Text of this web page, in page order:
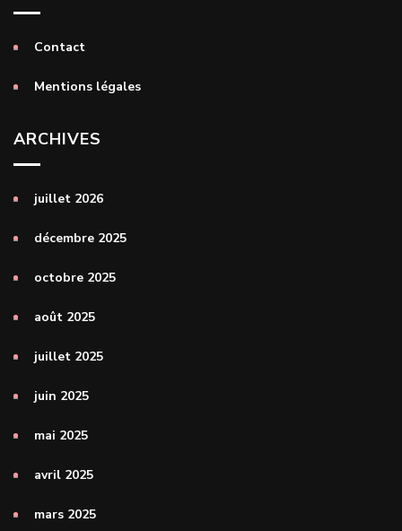
Contact
Mentions légales
ARCHIVES
juillet 2026
décembre 2025
octobre 2025
août 2025
juillet 2025
juin 2025
mai 2025
avril 2025
mars 2025